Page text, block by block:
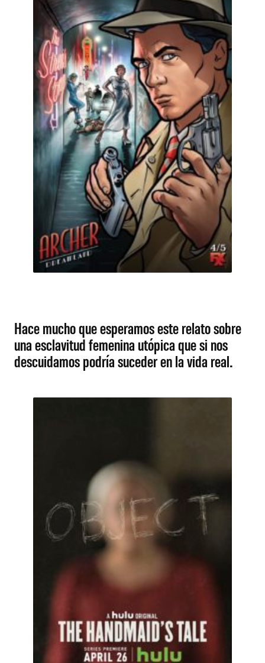
Hace mucho que esperamos este relato sobre
una esclavitud femenina utópica que si nos
descuidamos podría suceder en la vida real.